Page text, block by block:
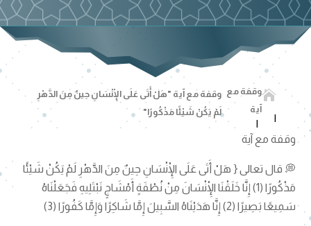
وقفة مع
آية
وقفة مع آية "هَلْ أَتَى عَلَى الْإِنْسَانِ حِينٌ مِنَ الدَّهْرِ
لَمْ يَكُنْ شَيْئًا مَذْكُورًا"
وقفة مع آية
💭 قال تعالى { هَلْ أَتَى عَلَى الْإِنْسَانِ حِينٌ مِنَ الدَّهْرِ لَمْ يَكُنْ شَيْئًا
مَذْكُورًا (1) إِنَّا خَلَقْنَا الْإِنْسَانَ مِنْ نُطْفَةٍ أَمْشَاجٍ نَبْتَلِيهِ فَجَعَلْنَاهُ
سَمِيعًا بَصِيرًا (2) إِنَّا هَدَيْنَاهُ السَّبِيلَ إِمَّا شَاكِرًا وَإِمَّا كَفُورًا (3)